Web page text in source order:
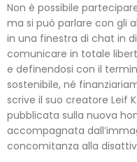
Non è possibile
ma si può parlare con gli
in una finestra di chat in
comunicare in totale
e definendosi con il
sostenibile, né
scrive il suo creatore Leif
pubblicata sulla nuova
accompagnata
concomitanza alla